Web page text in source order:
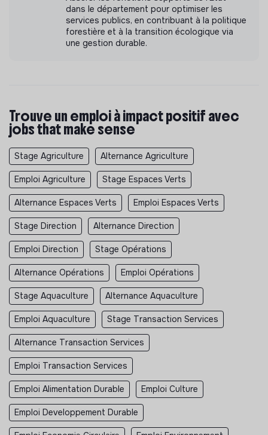
dans le département pour optimiser les
services publics, en contribuant à la politique
forestière et à la transition écologique via
une gestion durable.
Trouve un emploi à impact positif avec
jobs that make sense
Stage Agriculture Alternance Agriculture
Emploi Agriculture Stage Espaces Verts
Alternance Espaces Verts Emploi Espaces Verts
Stage Direction Alternance Direction
Emploi Direction Stage Opérations
Alternance Opérations Emploi Opérations
Stage Aquaculture Alternance Aquaculture
Emploi Aquaculture Stage Transaction Services
Alternance Transaction Services
Emploi Transaction Services
Emploi Alimentation Durable Emploi Culture
Emploi Developpement Durable